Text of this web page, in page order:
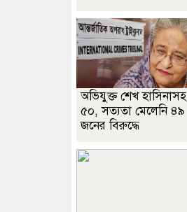
অভিযুক্ত শেখ হাসিনাসহ
৫০, সত্যতা মেলেনি ৪৯
জনের বিরুদ্ধে